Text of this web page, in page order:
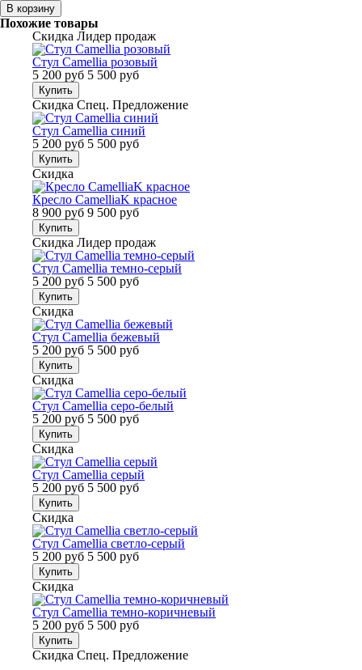
В корзину
Похожие товары
Скидка Лидер продаж
Стул Camellia розовый
5 200 руб 5 500 руб
Купить
Скидка Спец. Предложение
Стул Camellia синий
5 200 руб 5 500 руб
Купить
Скидка
Кресло CamelliaK красное
8 900 руб 9 500 руб
Купить
Скидка Лидер продаж
Стул Camellia темно-серый
5 200 руб 5 500 руб
Купить
Скидка
Стул Camellia бежевый
5 200 руб 5 500 руб
Купить
Скидка
Стул Camellia серо-белый
5 200 руб 5 500 руб
Купить
Скидка
Стул Camellia серый
5 200 руб 5 500 руб
Купить
Скидка
Стул Camellia светло-серый
5 200 руб 5 500 руб
Купить
Скидка
Стул Camellia темно-коричневый
5 200 руб 5 500 руб
Купить
Скидка Спец. Предложение